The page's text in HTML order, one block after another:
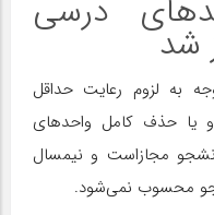
درسی
شد
به لزوم رعایت حداقل
یا حذف کامل واحدهای
مجازاست و نیمسال
محسوب نمی‌شود.